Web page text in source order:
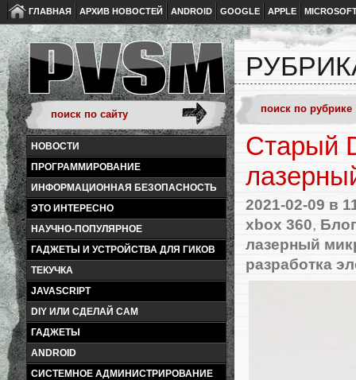
ГЛАВНАЯ АРХИВ НОВОСТЕЙ ANDROID GOOGLE APPLE
НОВОСТИ
ПРОГРАММИРОВАНИЕ
ИНФОРМАЦИОННАЯ БЕЗОПАСНОСТЬ
ЭТО ИНТЕРЕСНО
НАУЧНО-ПОПУЛЯРНОЕ
ГАДЖЕТЫ И УСТРОЙСТВА ДЛЯ ГИКОВ
ТЕКУЧКА
JAVASCRIPT
DIY ИЛИ СДЕЛАЙ САМ
ГАДЖЕТЫ
ANDROID
СИСТЕМНОЕ АДМИНИСТРИРОВАНИЕ
Старый
2021-02-09 в
xbox 360,
лазерный
разработка